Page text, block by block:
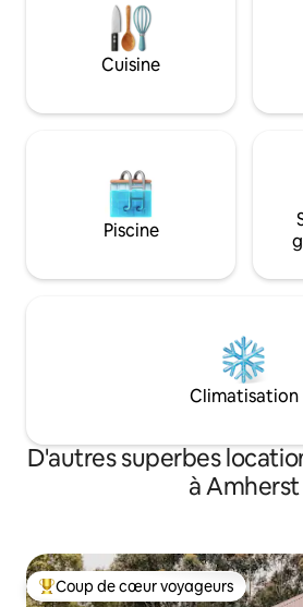
nuit des réservations de dernière
minute effectuées jusqu'à 7 jours
par nuit lorsque des réservations
Cuisine
Piscine
Climatisation
D'autres superbes
à Amherst
Coup de cœur voyageurs parmi les
Coup de cœur voyageurs